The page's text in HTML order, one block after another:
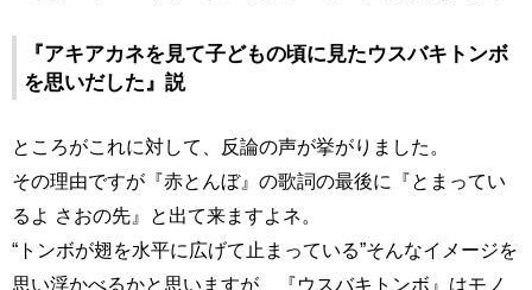
『アキアカネを見て子どもの頃に見たウスバキトンボ
を思いだした』説
ところがこれに対して、反論の声が挙がりました。
その理由ですが『赤とんぼ』の歌詞の最後に『とまってい
るよ さおの先』と出て来ますよネ。
“トンボが翅を水平に広げて止まっている”そんなイメージを
思い浮かべるかと思いますが、『ウスバキトンボ』はモノ